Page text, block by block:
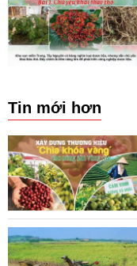
Tin mới hơn